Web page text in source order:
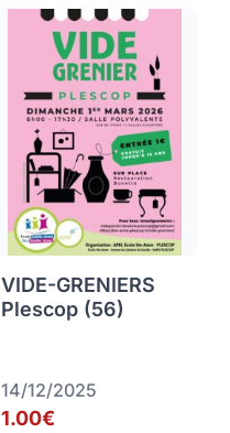
VIDE-GRENIERS
Plescop (56)
14/12/2025
1.00€